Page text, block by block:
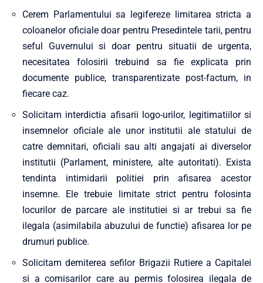
Cerem Parlamentului sa legifereze limitarea stricta a
coloanelor oficiale doar pentru Presedintele tarii, pentru
seful Guvernului si doar pentru situatii de urgenta,
necesitatea folosirii trebuind sa fie explicata prin
documente publice, transparentizate post-factum, in
fiecare caz.
Solicitam interdictia afisarii logo-urilor, legitimatiilor si
insemnelor oficiale ale unor institutii ale statului de
catre demnitari, oficiali sau alti angajati ai diverselor
institutii (Parlament, ministere, alte autoritati). Exista
tendinta intimidarii politiei prin afisarea acestor
insemne. Ele trebuie limitate strict pentru folosinta
locurilor de parcare ale institutiei si ar trebui sa fie
ilegala (asimilabila abuzului de functie) afisarea lor pe
drumuri publice.
Solicitam demiterea sefilor Brigazii Rutiere a Capitalei
si a comisarilor care au permis folosirea ilegala de